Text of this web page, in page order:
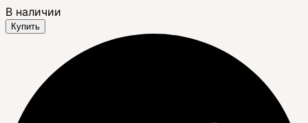
В наличии
Купить